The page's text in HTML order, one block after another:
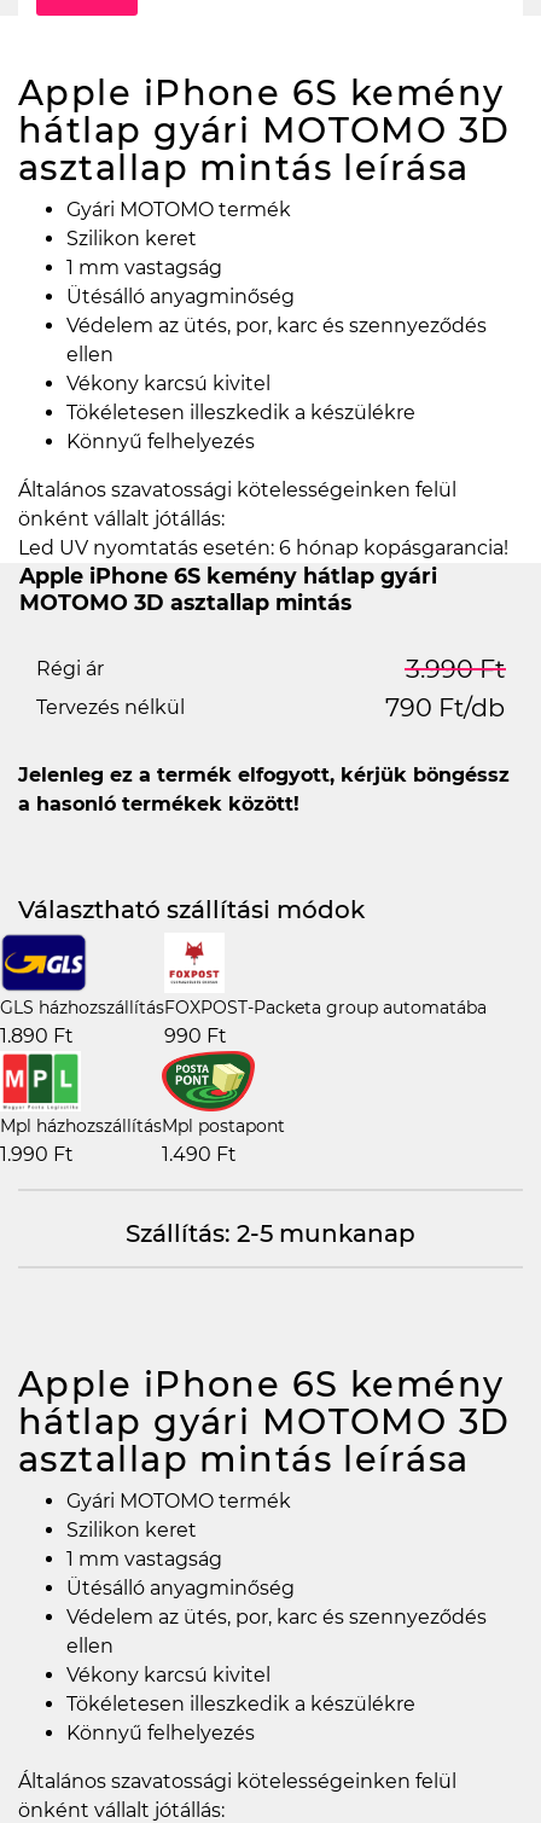
Apple iPhone 6S kemény
hátlap gyári MOTOMO 3D
asztallap mintás leírása
Gyári MOTOMO termék
Szilikon keret
1 mm vastagság
Ütésálló anyagminőség
Védelem az ütés, por, karc és szennyeződés
ellen
Vékony karcsú kivitel
Tökéletesen illeszkedik a készülékre
Könnyű felhelyezés
Általános szavatossági kötelességeinken felül
önként vállalt jótállás:
Led UV nyomtatás esetén: 6 hónap kopásgarancia!
Apple iPhone 6S kemény hátlap gyári
MOTOMO 3D asztallap mintás
Régi ár 3.990 Ft
Tervezés nélkül 790 Ft/db
Jelenleg ez a termék elfogyott, kérjük böngéssz
a hasonló termékek között!
Választható szállítási módok
GLS házhozszállítás
1.890 Ft
FOXPOST-Packeta group automatába
990 Ft
Mpl házhozszállítás
1.990 Ft
Mpl postapont
1.490 Ft
Szállítás: 2-5 munkanap
Apple iPhone 6S kemény
hátlap gyári MOTOMO 3D
asztallap mintás leírása
Gyári MOTOMO termék
Szilikon keret
1 mm vastagság
Ütésálló anyagminőség
Védelem az ütés, por, karc és szennyeződés
ellen
Vékony karcsú kivitel
Tökéletesen illeszkedik a készülékre
Könnyű felhelyezés
Általános szavatossági kötelességeinken felül
önként vállalt jótállás: